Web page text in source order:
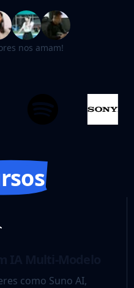
nos amam!
como Suno AI,